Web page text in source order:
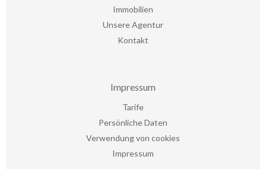
Immobilien
Unsere Agentur
Kontakt
Impressum
Tarife
Persönliche Daten
Verwendung von cookies
Impressum